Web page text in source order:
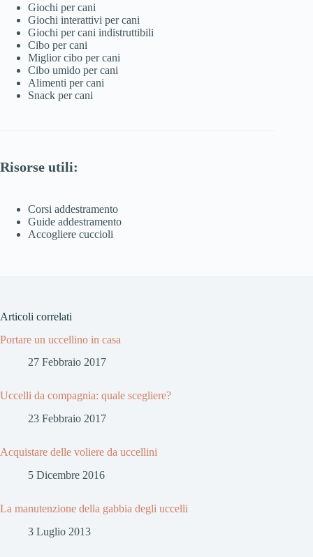
Giochi per cani
Giochi interattivi per cani
Giochi per cani indistruttibili
Cibo per cani
Miglior cibo per cani
Cibo umido per cani
Alimenti per cani
Snack per cani
Risorse utili:
Corsi addestramento
Guide addestramento
Accogliere cuccioli
Articoli correlati
Portare un uccellino in casa
27 Febbraio 2017
Uccelli da compagnia: quale scegliere?
23 Febbraio 2017
Acquistare delle voliere da uccellini
5 Dicembre 2016
La manutenzione della gabbia degli uccelli
3 Luglio 2013